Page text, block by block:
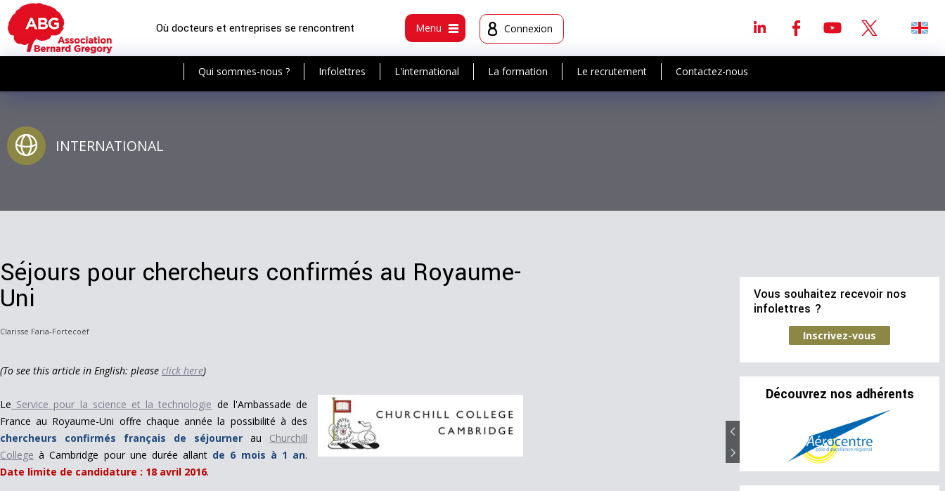
Où docteurs et entreprises se rencontrent Menu Connexion
Qui sommes-nous ? Infolettres L'international La formation Le recrutement Contactez-nous
INTERNATIONAL
Séjours pour chercheurs confirmés au Royaume-
Uni
Clarisse Faria-Fortecoëf
(To see this article in English: please click here)
Le Service pour la science et la technologie de l'Ambassade de
France au Royaume-Uni offre chaque année la possibilité à des
chercheurs confirmés français de séjourner au Churchill
College à Cambridge pour une durée allant de 6 mois à 1 an.
Date limite de candidature : 18 avril 2016.
Vous souhaitez recevoir nos
infolettres ?
Inscrivez-vous
Découvrez nos adhérents